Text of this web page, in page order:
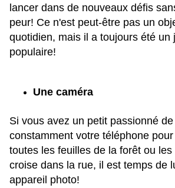
lancer dans de nouveaux défis
peur! Ce n'est peut-être pas un
quotidien, mais il a toujours été un
populaire!
Une caméra
Si vous avez un petit passionné
constamment votre téléphone
toutes les feuilles de la forêt ou les
croise dans la rue, il est temps de
appareil photo!